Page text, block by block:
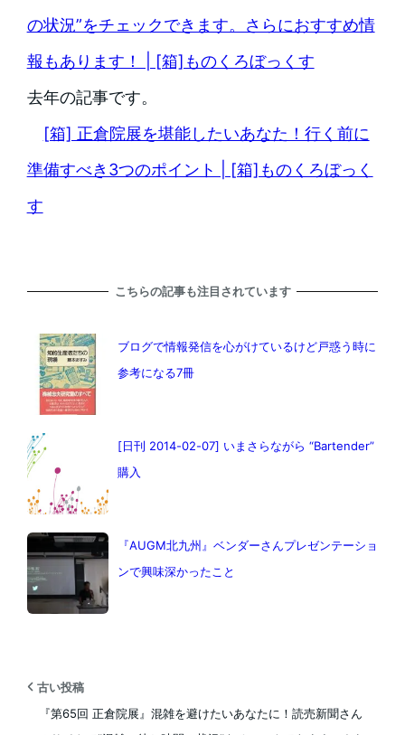
の状況”をチェックできます。さらにおすすめ情
報もあります！ | [箱]ものくろぼっくす
去年の記事です。
[箱] 正倉院展を堪能したいあなた！行く前に
準備すべき3つのポイント | [箱]ものくろぼっく
す
こちらの記事も注目されています
ブログで情報発信を心がけているけど戸惑う時に
参考になる7冊
[日刊 2014-02-07] いまさらながら “Bartender”
購入
『AUGM北九州』ベンダーさんプレゼンテーショ
ンで興味深かったこと
古い投稿
『第65回 正倉院展』混雑を避けたいあなたに！読売新聞さん